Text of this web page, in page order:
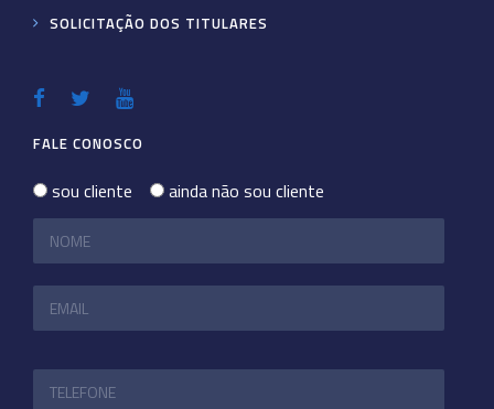
SOLICITAÇÃO DOS TITULARES
FALE CONOSCO
sou cliente ainda não sou cliente